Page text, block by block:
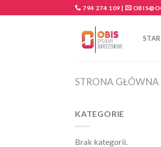
to
794 274 109 |
STRONA GŁÓWNA
KATEGORIE
Brak kategorii.